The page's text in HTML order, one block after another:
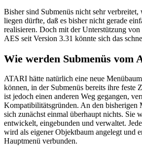
Bisher sind Submenüs nicht sehr verbreitet,
liegen dürfte, daß es bisher nicht gerade
realisieren. Doch mit der Unterstützung von
AES seit Version 3.31 könnte sich das
Wie werden Submenüs vom
ATARI hätte natürlich eine neue
können, in der Submenüs bereits ihre feste
ist jedoch einen anderen Weg gegangen,
Kompatibilitätsgründen. An den bisherigen
sich zunächst einmal überhaupt nichts. Sie
entwickelt, eingebunden und verwaltet.
wird als eigener Objektbaum angelegt und
Hauptmenü verbunden.